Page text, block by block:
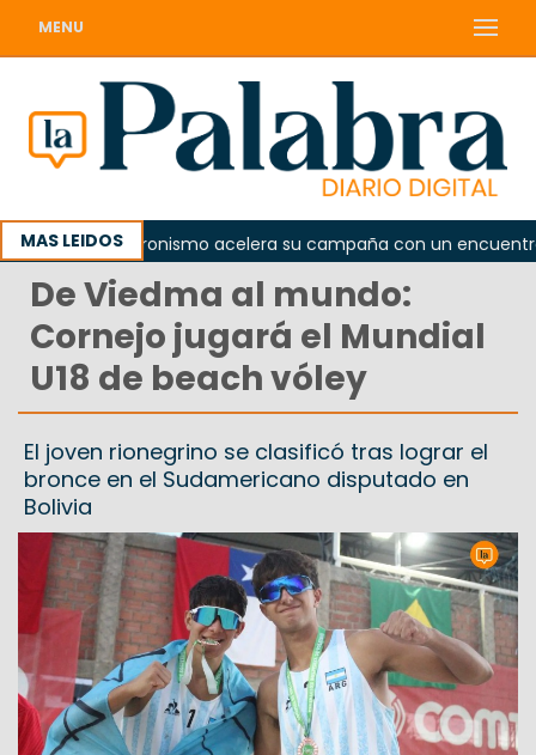
MENU
MAS LEIDOS
El peronismo acelera su campaña con un encuentro
De Viedma al mundo:
Cornejo jugará el Mundial
U18 de beach vóley
El joven rionegrino se clasificó tras lograr el
bronce en el Sudamericano disputado en
Bolivia